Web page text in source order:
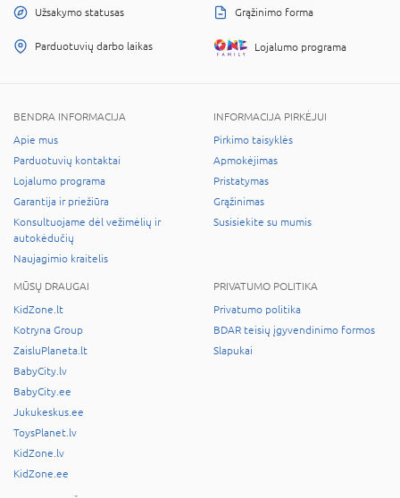
Užsakymo statusas Grąžinimo forma
Parduotuvių darbo laikas Lojalumo programa
BENDRA INFORMACIJA
Apie mus
Parduotuvių kontaktai
Lojalumo programa
Garantija ir priežiūra
Konsultuojame dėl vežimėlių ir
autokėdučių
Naujagimio kraitelis
INFORMACIJA PIRKĖJUI
Pirkimo taisyklės
Apmokėjimas
Pristatymas
Grąžinimas
Susisiekite su mumis
MŪSŲ DRAUGAI
KidZone.lt
Kotryna Group
ZaisluPlaneta.lt
BabyCity.lv
BabyCity.ee
Jukukeskus.ee
ToysPlanet.lv
KidZone.lv
KidZone.ee
PRIVATUMO POLITIKA
Privatumo politika
BDAR teisių įgyvendinimo formos
Slapukai